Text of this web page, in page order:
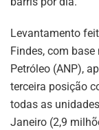
Levantamento
Findes, com
Petróleo (ANP),
terceira posição
todas as
Janeiro (2,9